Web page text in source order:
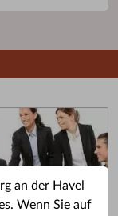
an der Havel
Wenn Sie auf